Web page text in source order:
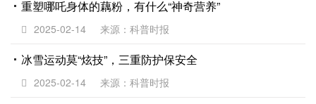
重塑哪吒身体的藕粉，有什么“神奇营养”
2025-02-14 来源：科普时报
冰雪运动莫“炫技”，三重防护保安全
2025-02-14 来源：科普时报